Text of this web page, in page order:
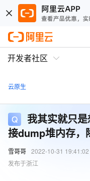
开发者社区
云原生
我其实就只
接dump堆内存，
雪哥哥 2022-10-31 19:41:02
发布于浙江